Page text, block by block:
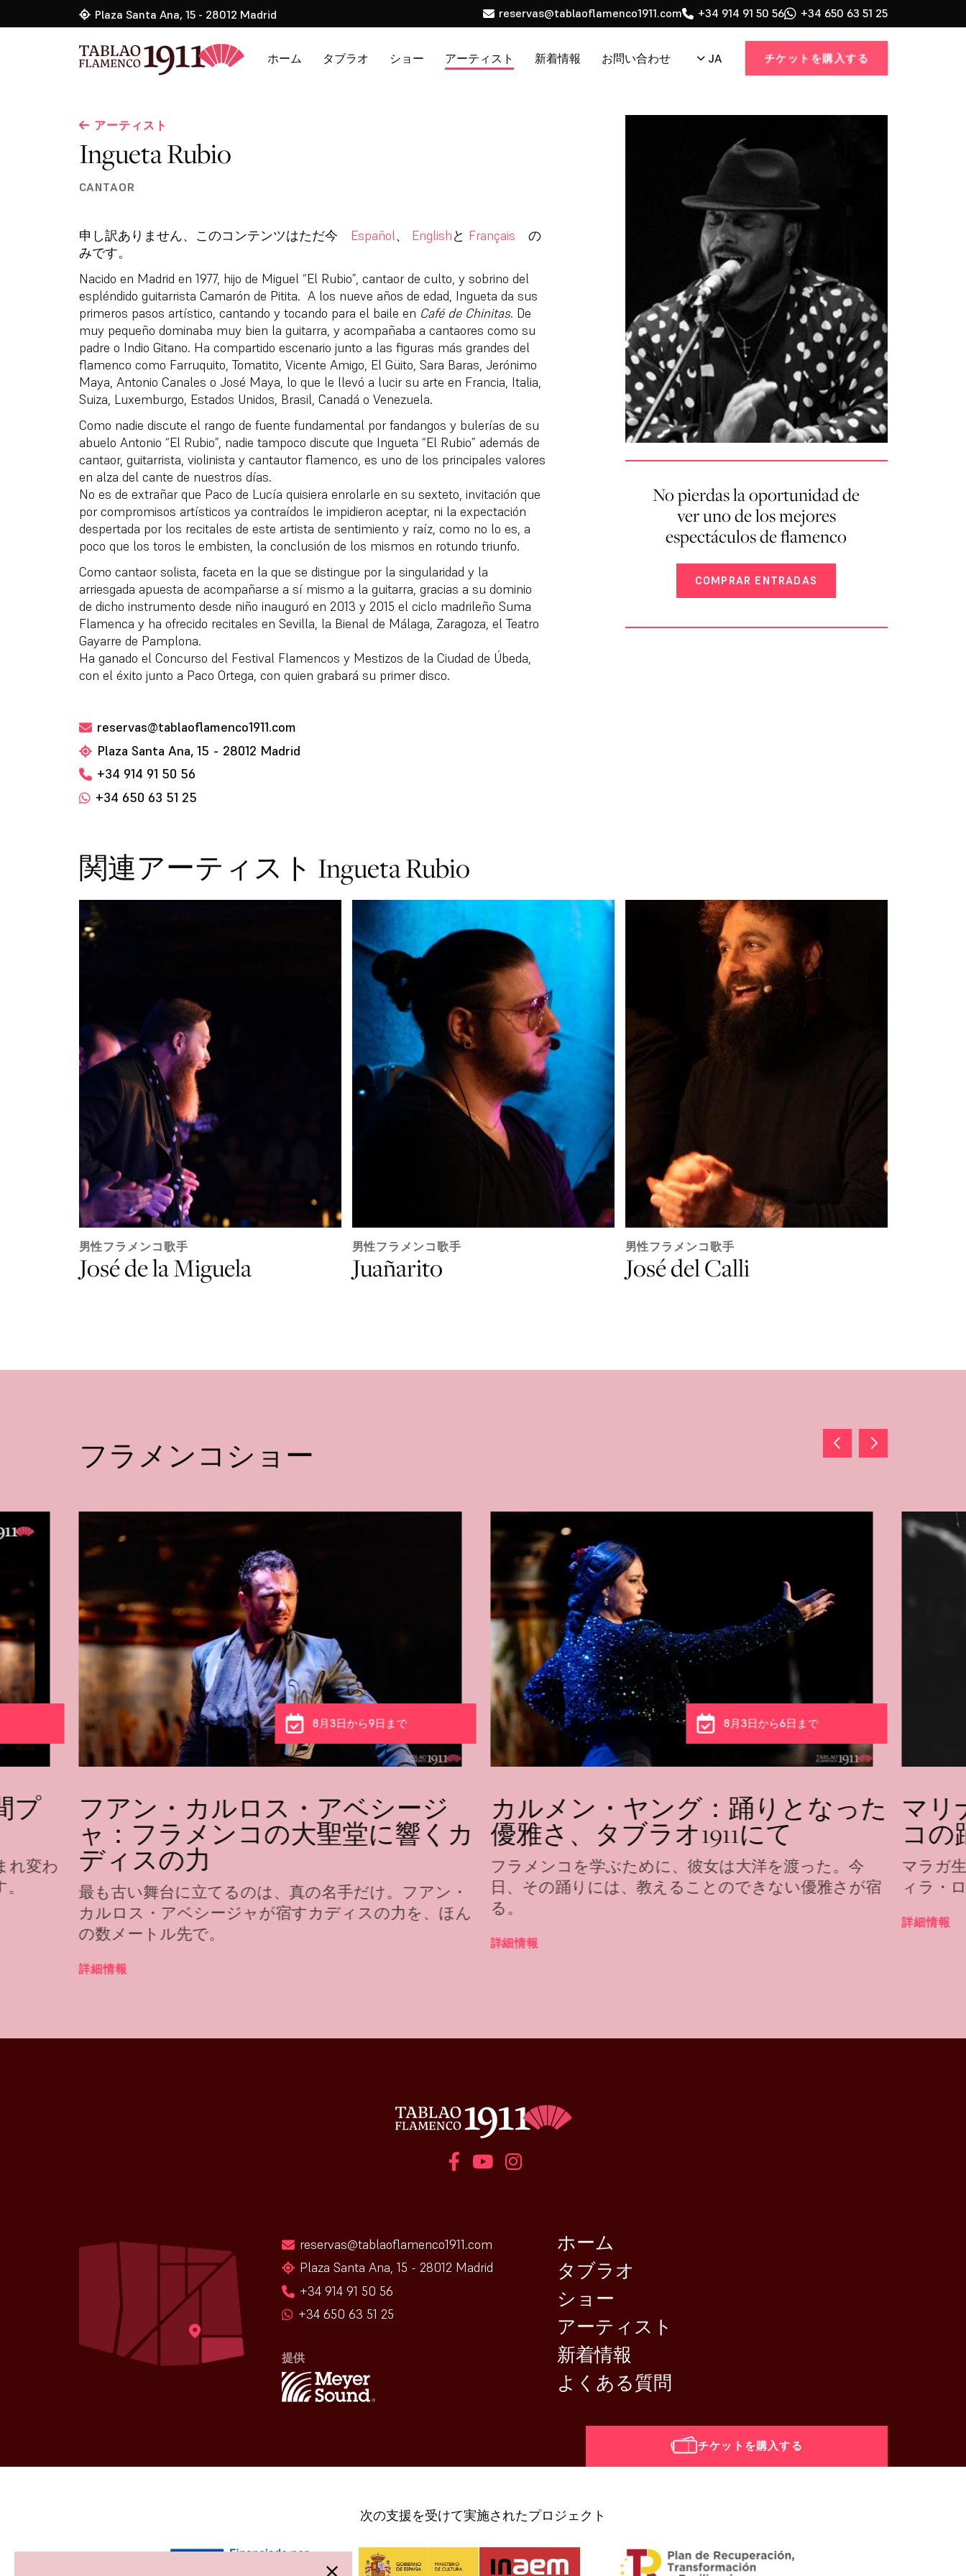
Plaza Santa Ana, 15 - 28012 Madrid reservas@tablaoflamenco1911.com +34 914 91 50 56 +34 650 63 51 25
ホーム タブラオ ショー アーティスト 新着情報 お問い合わせ JA チケットを購入する
アーティスト
Ingueta Rubio
CANTAOR
申し訳ありません、このコンテンツはただ今 Español、 Englishと Français の
みです。
Nacido en Madrid en 1977, hijo de Miguel “El Rubio”, cantaor de culto, y sobrino del
espléndido guitarrista Camarón de Pitita. A los nueve años de edad, Ingueta da sus
primeros pasos artístico, cantando y tocando para el baile en Café de Chinitas. De
muy pequeño dominaba muy bien la guitarra, y acompañaba a cantaores como su
padre o Indio Gitano. Ha compartido escenario junto a las figuras más grandes del
flamenco como Farruquito, Tomatito, Vicente Amigo, El Güito, Sara Baras, Jerónimo
Maya, Antonio Canales o José Maya, lo que le llevó a lucir su arte en Francia, Italia,
Suiza, Luxemburgo, Estados Unidos, Brasil, Canadá o Venezuela.
Como nadie discute el rango de fuente fundamental por fandangos y bulerías de su
abuelo Antonio “El Rubio”, nadie tampoco discute que Ingueta “El Rubio” además de
cantaor, guitarrista, violinista y cantautor flamenco, es uno de los principales valores
en alza del cante de nuestros días.
No es de extrañar que Paco de Lucía quisiera enrolarle en su sexteto, invitación que
por compromisos artísticos ya contraídos le impidieron aceptar, ni la expectación
despertada por los recitales de este artista de sentimiento y raíz, como no lo es, a
poco que los toros le embisten, la conclusión de los mismos en rotundo triunfo.
Como cantaor solista, faceta en la que se distingue por la singularidad y la
arriesgada apuesta de acompañarse a sí mismo a la guitarra, gracias a su dominio
de dicho instrumento desde niño inauguró en 2013 y 2015 el ciclo madrileño Suma
Flamenca y ha ofrecido recitales en Sevilla, la Bienal de Málaga, Zaragoza, el Teatro
Gayarre de Pamplona.
Ha ganado el Concurso del Festival Flamencos y Mestizos de la Ciudad de Úbeda,
con el éxito junto a Paco Ortega, con quien grabará su primer disco.
reservas@tablaoflamenco1911.com
Plaza Santa Ana, 15 - 28012 Madrid
+34 914 91 50 56
+34 650 63 51 25
No pierdas la oportunidad de
ver uno de los mejores
espectáculos de flamenco
COMPRAR ENTRADAS
関連アーティスト Ingueta Rubio
男性フラメンコ歌手
José de la Miguela
男性フラメンコ歌手
Juañarito
男性フラメンコ歌手
José del Calli
フラメンコショー
プ
れ変わ
8月3日から9日まで
フアン・カルロス・アベシージ
ャ：フラメンコの大聖堂に響くカ
ディスの力
最も古い舞台に立てるのは、真の名手だけ。フアン・
カルロス・アベシージャが宿すカディスの力を、ほん
の数メートル先で。
詳細情報
8月3日から6日まで
カルメン・ヤング：踊りとなった
優雅さ、タブラオ1911にて
フラメンコを学ぶために、彼女は大洋を渡った。今
日、その踊りには、教えることのできない優雅さが宿
る。
詳細情報
マリ
コの
マラガ
ィラ・
詳細情報
チケットを購入する
ホーム
タブラオ
ショー
アーティスト
新着情報
よくある質問
reservas@tablaoflamenco1911.com
Plaza Santa Ana, 15 - 28012 Madrid
+34 914 91 50 56
+34 650 63 51 25
提供
次の支援を受けて実施されたプロジェクト